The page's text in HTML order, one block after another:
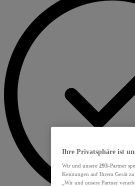
Ihre Privatsphäre ist
Wir und unsere 293-Partner
Kennungen auf Ihrem Gerät
„Wir und unsere Partner